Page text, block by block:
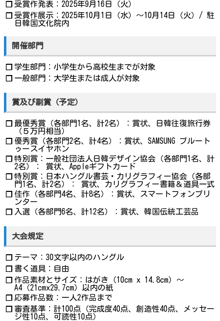
❐ 受賞作発表：2025年9月16日（火）
❐ 受賞作展示：2025年10月1日（水）～10月14日（火）/ 駐
日韓国文化院内
開催部門
❐ 学生部門：小学生から高校生までが対象
❐ 一般部門：大学生または成人が対象
賞及び副賞（予定）
❐ 最優秀賞（各部門1名、計2名）：賞状、日韓往復旅行券
（５万円相当）
❐ 優秀賞（各部門2名、計4名）：賞状、SAMSUNG ブルート
ゥースイヤホン
❐ 特別賞：一般社団法人日韓デザイン協会（各部門1名、計
2名）： 賞状、Appleギフトカード
❐ 特別賞：日本ハングル書芸・カリグラフィー協会（各部
門1名、計2名）： 賞状、カリグラフィー書籍＆道具一式
❐ 佳作（各部門4名、計8名）：賞状、スマートフォンプリ
ンター
❐ 入選（各部門6名、計12名）：賞状、韓国伝統工芸品
大会規定
❐ テーマ：30文字以内のハングル
❐ 書く道具：自由
❐ 作品素材とサイズ：はがき（10cm x 14.8cm）～
A4（21cmx29.7cm）以内の紙
❐ 応募作品数：一人2作品まで
❐ 審査基準：計100点（完成度40点、創造性40点、メッセー
ジ性10点、可読性10点）